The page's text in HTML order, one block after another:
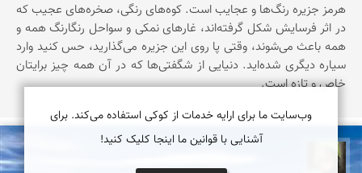
هرمز جزیره‌ رنگ‌ها‌ و عجایب است. کوه‌های رنگی، صخره‌های عجیب که
در اثر فرسایش شکل گرفته‌اند، غارهای نمکی و سواحل رنگارنگ همه و
همه باعث می‌شوند، وقتی پا روی این جزیره می‌گذارید، حس کنید وارد
سیاره‌ دیگری شده‌اید. دنیایی از شگفتی‌ها که در آن همه چیز برایتان
خاص و تازه است.
وب‌سایت ما برای ارایه خدمات از کوکی استفاده می‌کند. برای
آشنایی با قوانین ما اینجا کلیک کنید!